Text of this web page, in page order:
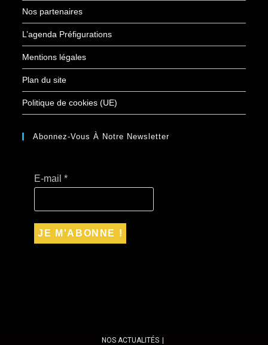
Nos partenaires
L’agenda Préfigurations
Mentions légales
Plan du site
Politique de cookies (UE)
Abonnez-Vous À Notre Newsletter
E-mail*
NOS ACTUALITÉS